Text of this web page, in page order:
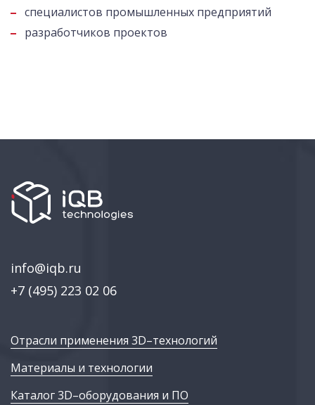
специалистов промышленных предприятий
разработчиков проектов
info@iqb.ru
+7 (495) 223 02 06
Отрасли применения 3D–технологий
Материалы и технологии
Каталог 3D–оборудования и ПО